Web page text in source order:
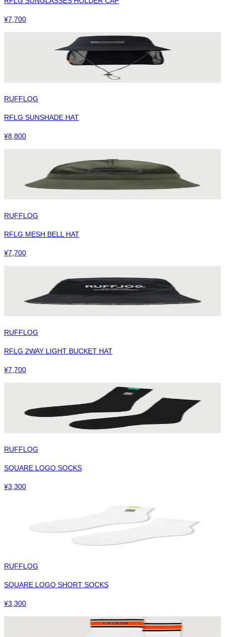
¥7,700
RUFFLOG
RFLG SUNSHADE HAT
¥8,800
RUFFLOG
RFLG MESH BELL HAT
¥7,700
RUFFLOG
RFLG 2WAY LIGHT BUCKET HAT
¥7,700
RUFFLOG
SQUARE LOGO SOCKS
¥3,300
RUFFLOG
SQUARE LOGO SHORT SOCKS
¥3,300